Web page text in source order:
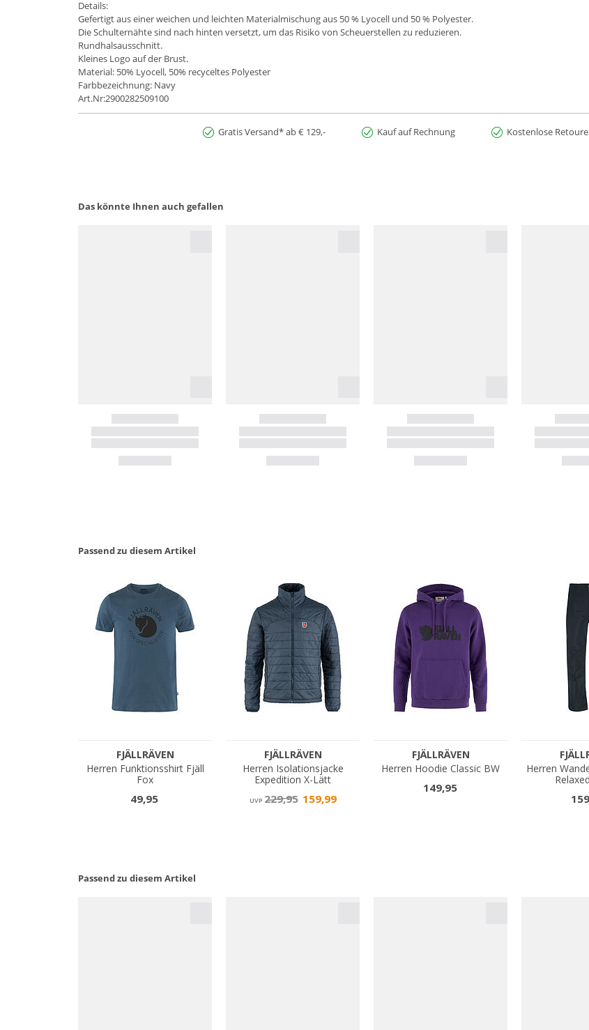
Details:
Gefertigt aus einer weichen und leichten Materialmischung aus 50 % Lyocell und 50 % Polyester.
Die Schulternähte sind nach hinten versetzt, um das Risiko von Scheuerstellen zu reduzieren.
Rundhalsausschnitt.
Kleines Logo auf der Brust.
Material: 50% Lyocell, 50% recyceltes Polyester
Farbbezeichnung: Navy
Art.Nr:2900282509100
Gratis Versand* ab € 129,- Kauf auf Rechnung Kostenlose Retoure
Das könnte Ihnen auch gefallen
Passend zu diesem Artikel
Passend zu diesem Artikel